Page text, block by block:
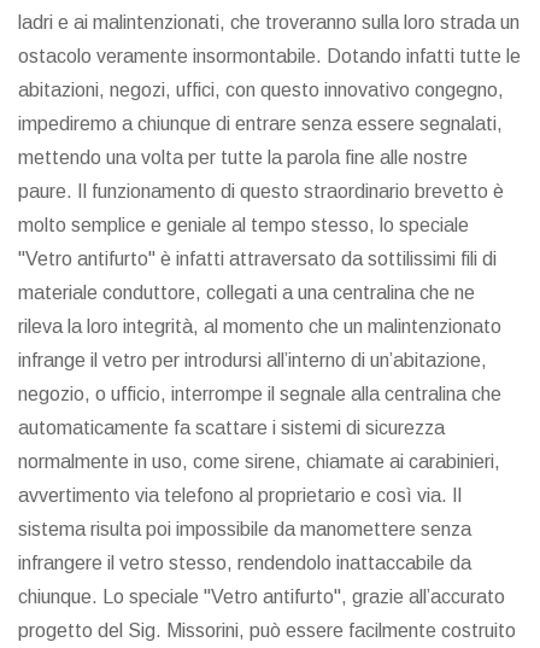
ladri e ai malintenzionati, che troveranno sulla loro strada un
ostacolo veramente insormontabile. Dotando infatti tutte le
abitazioni, negozi, uffici, con questo innovativo congegno,
impediremo a chiunque di entrare senza essere segnalati,
mettendo una volta per tutte la parola fine alle nostre
paure. Il funzionamento di questo straordinario brevetto è
molto semplice e geniale al tempo stesso, lo speciale
"Vetro antifurto" è infatti attraversato da sottilissimi fili di
materiale conduttore, collegati a una centralina che ne
rileva la loro integrità, al momento che un malintenzionato
infrange il vetro per introdursi all’interno di un’abitazione,
negozio, o ufficio, interrompe il segnale alla centralina che
automaticamente fa scattare i sistemi di sicurezza
normalmente in uso, come sirene, chiamate ai carabinieri,
avvertimento via telefono al proprietario e così via. Il
sistema risulta poi impossibile da manomettere senza
infrangere il vetro stesso, rendendolo inattaccabile da
chiunque. Lo speciale "Vetro antifurto", grazie all’accurato
progetto del Sig. Missorini, può essere facilmente costruito